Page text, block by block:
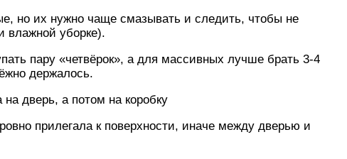
но их нужно чаще смазывать и следить, чтобы не
влажной уборке).
пару «четвёрок», а для массивных лучше брать 3-4
держалось.
дверь, а потом на коробку
прилегала к поверхности, иначе между дверью и